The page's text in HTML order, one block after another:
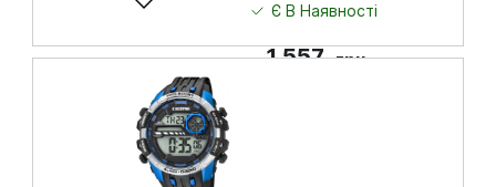
Є В Наявності
1 557 грн